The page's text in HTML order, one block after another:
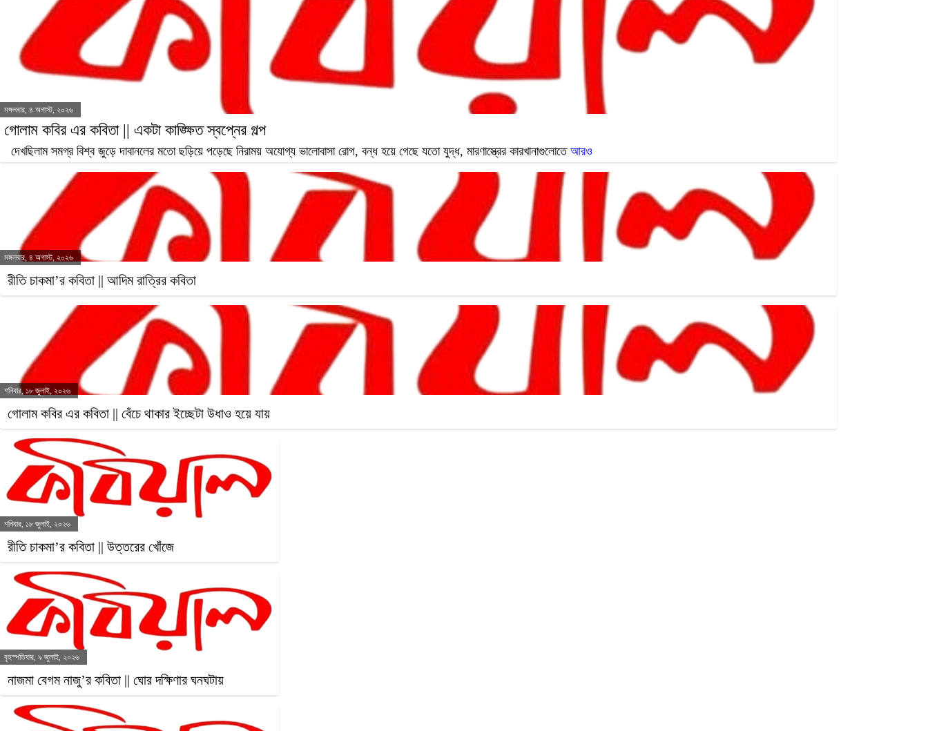
মঙ্গলবার, ৪ অগাস্ট, ২০২৬
গোলাম কবির এর কবিতা || একটা কাঙ্ক্ষিত স্বপ্নের গল্প
দেখছিলাম সমগ্র বিশ্ব জুড়ে দাবানলের মতো ছড়িয়ে পড়েছে নিরাময় অযোগ্য ভালোবাসা রোগ, বন্ধ হয়ে গেছে যতো যুদ্ধ, মারণাস্ত্রের কারখানাগুলোতে আরও
মঙ্গলবার, ৪ অগাস্ট, ২০২৬
রীতি চাকমা’র কবিতা || আদিম রাত্রির কবিতা
শনিবার, ১৮ জুলাই, ২০২৬
গোলাম কবির এর কবিতা || বেঁচে থাকার ইচ্ছেটা উধাও হয়ে যায়
শনিবার, ১৮ জুলাই, ২০২৬
রীতি চাকমা’র কবিতা || উত্তরের খোঁজে
বৃহস্পতিবার, ৯ জুলাই, ২০২৬
নাজমা বেগম নাজু’র কবিতা || ঘোর দক্ষিণার ঘনঘটায়